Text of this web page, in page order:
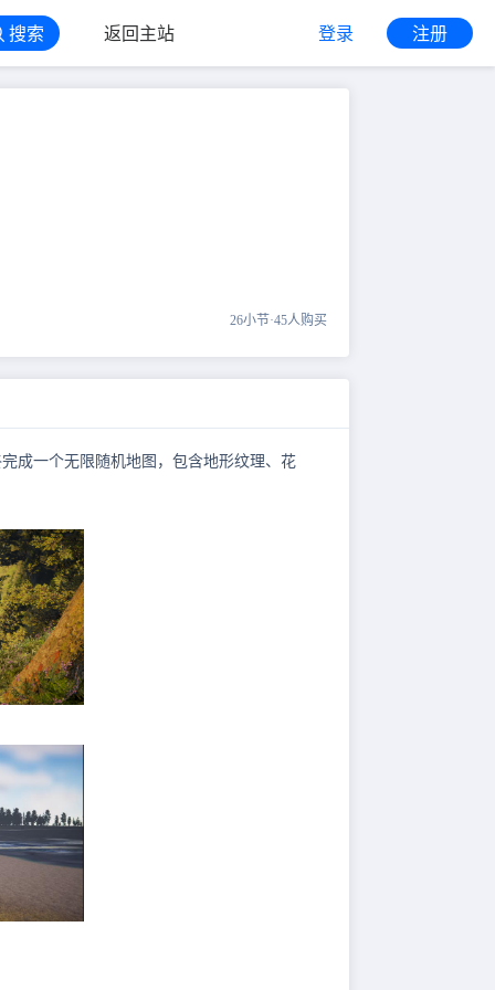
搜索 返回主站 登录 注册
26小节·45人购买
成一个无限随机地图，包含地形纹理、花